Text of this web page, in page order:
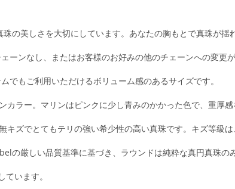
の美しさを大切にしています。あなたの胸もとで真珠が揺
ンなし、またはお客様のお好みの他のチェーンへの変更が
もご利用いただけるボリューム感のあるサイズです。
ラー。マリンはピンクに少し青みのかかった色で、重厚
でとてもテリの強い希少性の高い真珠です。キズ等級は
の厳しい品質基準に基づき、ラウンドは純粋な真円真珠の
います。